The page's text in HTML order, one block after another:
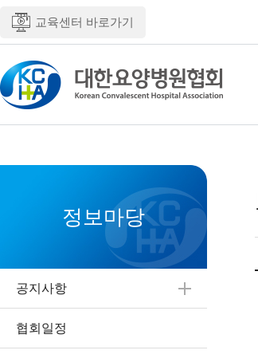
교육센터 바로가기
정보마당
공지사항
협회일정